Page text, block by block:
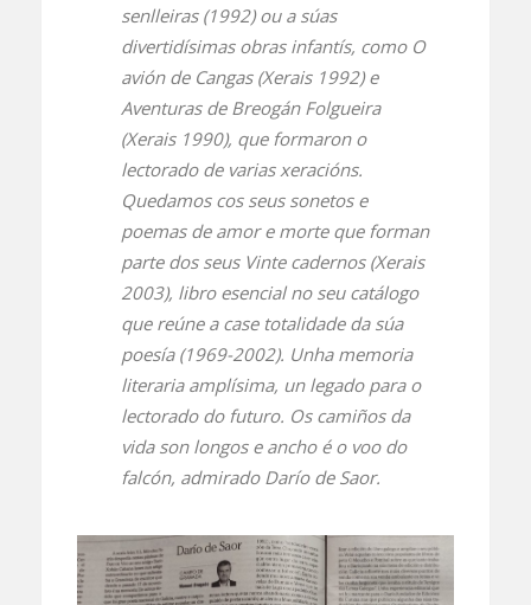
senlleiras(1992) ou a súas
divertidísimas obras infantís, como O
avión de Cangas(Xerais 1992) e
Aventuras de Breogán Folgueira
(Xerais 1990), que formaron o
lectorado de varias xeracións.
Quedamos cos seus sonetos e
poemas de amor e morte que forman
parte dos seus Vinte cadernos(Xerais
2003), libro esencial no seu catálogo
que reúne a case totalidade da súa
poesía (1969-2002). Unha memoria
literaria amplísima, un legado para o
lectorado do futuro. Os camiños da
vida son longos e ancho é o voo do
falcón, admirado Darío de Saor.